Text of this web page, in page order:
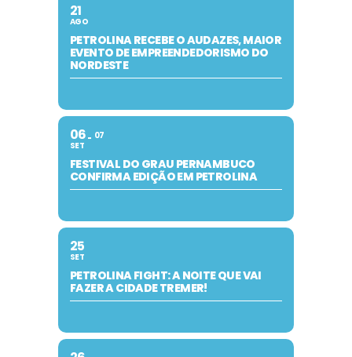
21
AGO
PETROLINA RECEBE O AUDAZES, MAIOR
EVENTO DE EMPREENDEDORISMO DO
NORDESTE
06
SET
07
FESTIVAL DO GRAU PERNAMBUCO
CONFIRMA EDIÇÃO EM PETROLINA
25
SET
PETROLINA FIGHT: A NOITE QUE VAI
FAZER A CIDADE TREMER!